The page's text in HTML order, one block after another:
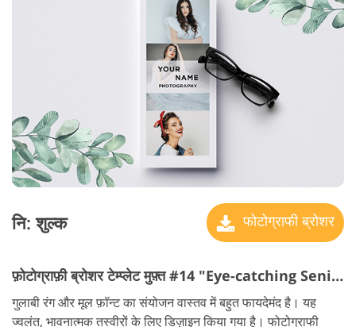
नि: शुल्क फोटोग्राफी ब्रोशर
फ़ोटोग्राफ़ी ब्रोशर टेम्प्लेट मुफ़्त #14 "Eye-catching Senior"
गुलाबी रंग और मूल फ़ॉन्ट का संयोजन वास्तव में बहुत फायदेमंद है। यह
ज्वलंत, भावनात्मक तस्वीरों के लिए डिज़ाइन किया गया है। फोटोग्राफी